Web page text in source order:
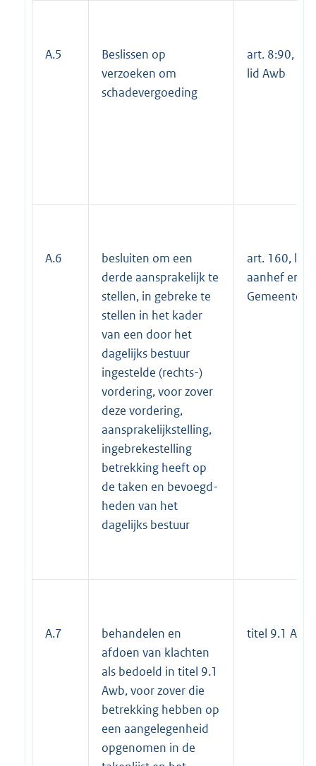
A.5
Beslissen op
verzoeken om
schadevergoeding
art. 8:90,
lid Awb
A.6
besluiten om een
derde aansprakelijk te
stellen, in gebreke te
stellen in het kader
van een door het
dagelijks bestuur
ingestelde (rechts-)
vordering, voor zover
deze vordering,
aansprakelijkstelling,
ingebrekestelling
betrekking heeft op
de taken en bevoegd-
heden van het
dagelijks bestuur
art. 160, lid
aanhef en
Gemeente-
A.7
behandelen en
afdoen van klachten
als bedoeld in titel 9.1
Awb, voor zover die
betrekking hebben op
een aangelegenheid
opgenomen in de
titel 9.1 Awb